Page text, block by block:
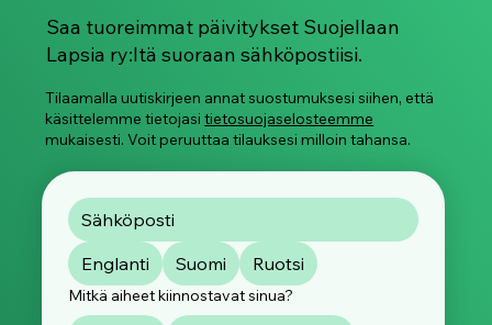
Saa tuoreimmat päivitykset Suojellaan
Lapsia ry:ltä suoraan sähköpostiisi.
Tilaamalla uutiskirjeen annat suostumuksesi siihen, että
käsittelemme tietojasitietosuojaselosteemme
mukaisesti. Voit peruuttaa tilauksesi milloin tahansa.
Englanti Suomi Ruotsi
Mitkä aiheet kiinnostavat sinua?